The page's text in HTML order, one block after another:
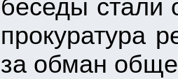
беседы стали
прокуратура
за обман